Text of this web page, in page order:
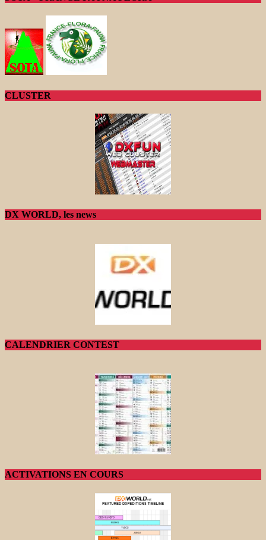
CLUSTER
DX WORLD, les news
CALENDRIER CONTEST
ACTIVATIONS EN COURS